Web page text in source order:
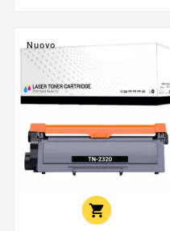
Nuovo
